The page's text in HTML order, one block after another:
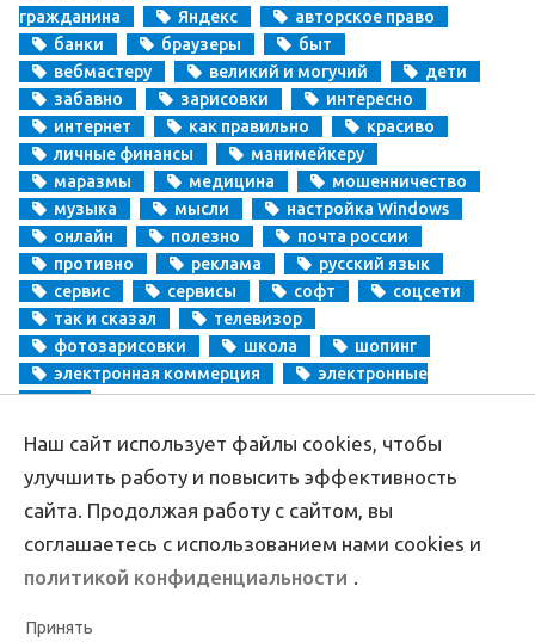
гражданина
Яндекс
авторское право
банки
браузеры
быт
вебмастеру
великий и могучий
дети
забавно
зарисовки
интересно
интернет
как правильно
красиво
личные финансы
манимейкеру
маразмы
медицина
мошенничество
музыка
мысли
настройка Windows
онлайн
полезно
почта россии
противно
реклама
русский язык
сервис
сервисы софт
соцсети
так и сказал
телевизор
фотозарисовки
школа
шопинг
электронная коммерция
электронные
деньги
CopyrightAprikablog.ru © Все права защищены |Обратная связь
Наш сайт использует файлы cookies, чтобы
улучшить работу и повысить эффективность
сайта. Продолжая работу с сайтом, вы
соглашаетесь с использованием нами cookies и
политикой конфиденциальности .
Принять